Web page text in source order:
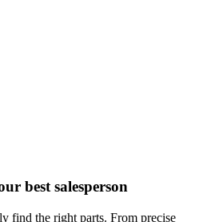
best salesperson
find the right parts. From precise